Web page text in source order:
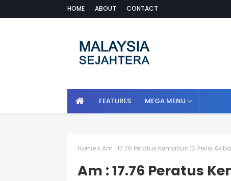
HOME ABOUT CONTACT
FEATURES MEGA MENU
Home Am : 17.76 Peratus Kematian Di Perlis
Am : 17.76 Peratus